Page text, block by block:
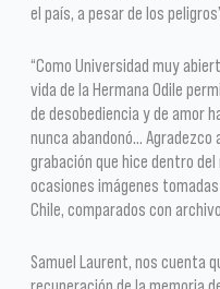
el país, a pesar de los
“Como Universidad muy
vida de la Hermana Odile
de desobediencia y de amor
nunca abandonó… Agradezco
grabación que hice dentro
ocasiones imágenes
Chile, comparados con
Samuel Laurent, nos cuenta